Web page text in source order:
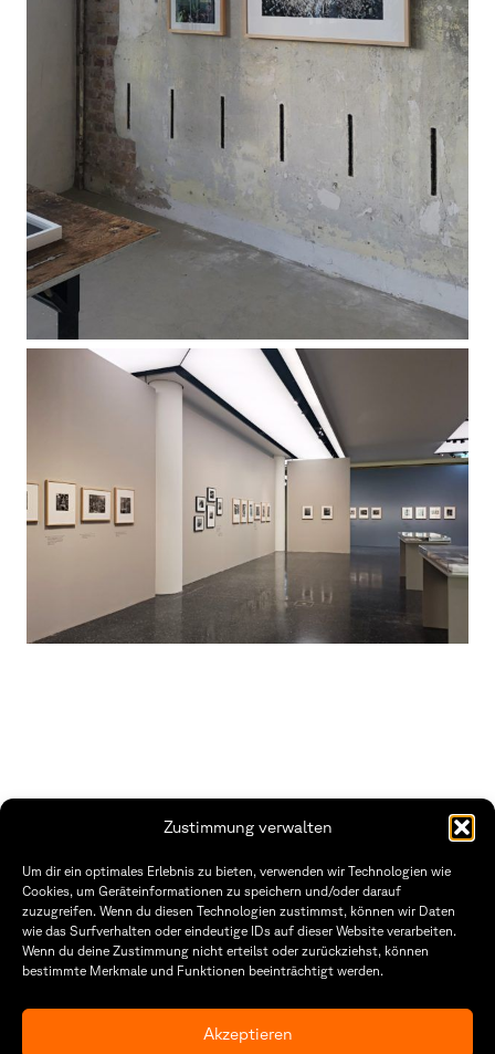
Zustimmung verwalten
Um dir ein optimales Erlebnis zu bieten, verwenden wir Technologien wie
Cookies, um Geräteinformationen zu speichern und/oder darauf
zuzugreifen. Wenn du diesen Technologien zustimmst, können wir Daten
wie das Surfverhalten oder eindeutige IDs auf dieser Website verarbeiten.
Wenn du deine Zustimmung nicht erteilst oder zurückziehst, können
bestimmte Merkmale und Funktionen beeinträchtigt werden.
Akzeptieren
THWS | Fakultät Gestaltung Würzburg
Technische Hochschule
Würzburg-Schweinfurt
Sanderheinrichsleitenweg 20
tel: +49 931 35 11 93 02
Öffnungszeiten Dekanat
Montag – Freitag
8:30 – 12:00
8:30 – 15:30